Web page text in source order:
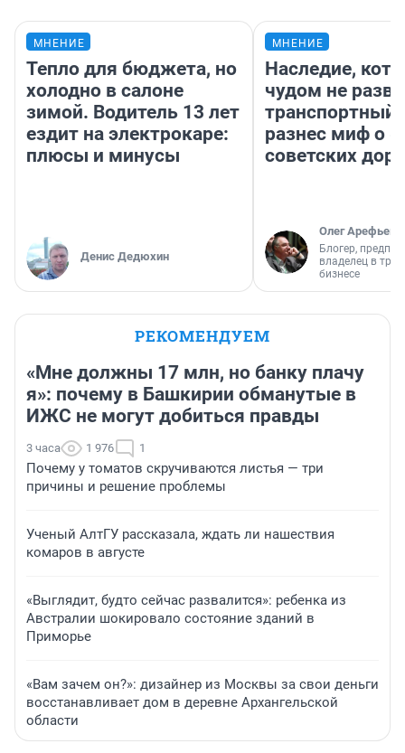
МНЕНИЕ
Тепло для бюджета, но
холодно в салоне
зимой. Водитель 13 лет
ездит на электрокаре:
плюсы и минусы
Денис Дедюхин
МНЕНИЕ
Наследие,
чудом не
транспортный
разнес миф о
советских
Олег Арефьев
Блогер,
владелец в
бизнесе
РЕКОМЕНДУЕМ
«Мне должны 17 млн, но банку плачу
я»: почему в Башкирии обманутые в
ИЖС не могут добиться правды
3 часа 1 976 1
Почему у томатов скручиваются листья — три
причины и решение проблемы
Ученый АлтГУ рассказала, ждать ли нашествия
комаров в августе
«Выглядит, будто сейчас развалится»: ребенка из
Австралии шокировало состояние зданий в
Приморье
«Вам зачем он?»: дизайнер из Москвы за свои деньги
восстанавливает дом в деревне Архангельской
области